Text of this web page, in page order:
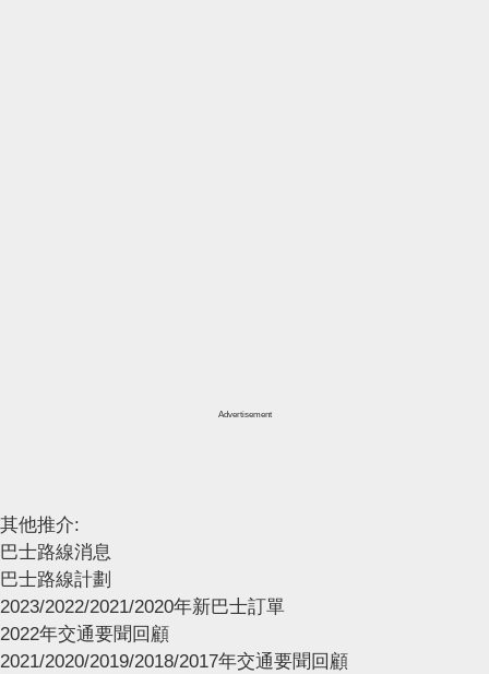
Advertisement
其他推介:
巴士路線消息
巴士路線計劃
2023/2022/2021/2020年新巴士訂單
2022年交通要聞回顧
2021/2020/2019/2018/2017年交通要聞回顧